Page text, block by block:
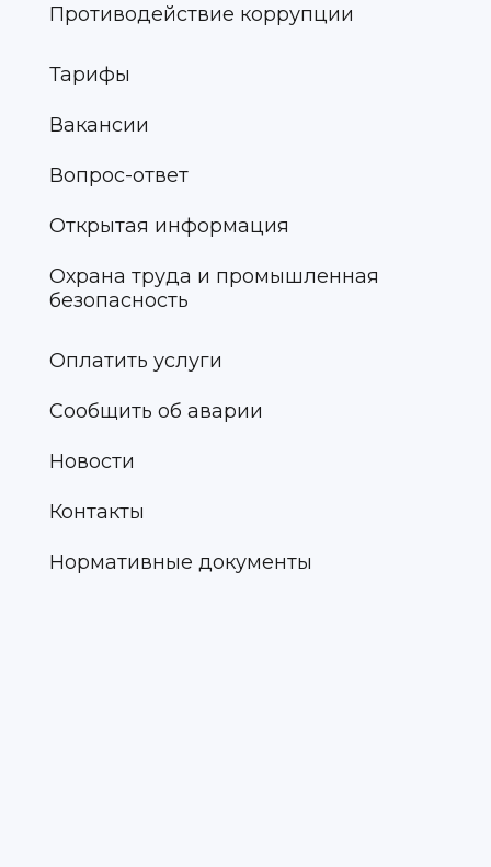
Противодействие коррупции
Тарифы
Вакансии
Вопрос-ответ
Открытая информация
Охрана труда и промышленная
безопасность
Оплатить услуги
Сообщить об аварии
Новости
Контакты
Нормативные документы